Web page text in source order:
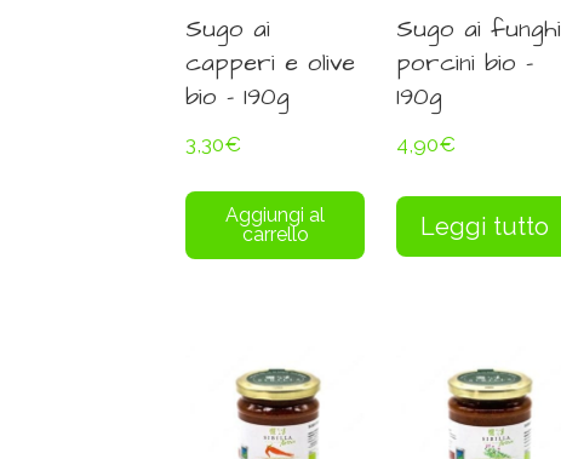
Sugo ai
capperi e olive
bio – 190g
3,30€
Aggiungi al
carrello
Sugo ai funghi
porcini bio –
190g
4,90€
Leggi tutto